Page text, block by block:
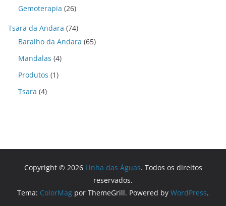
Gemoterapia (26)
Tsara da Andara (74)
Baralho da Andara (65)
Mandalas (4)
Produtos (1)
Tsara (4)
Copyright © 2026 Linha das Águas. Todos os direitos
reservados.
Tema: ColorMag por ThemeGrill. Powered by WordPress.